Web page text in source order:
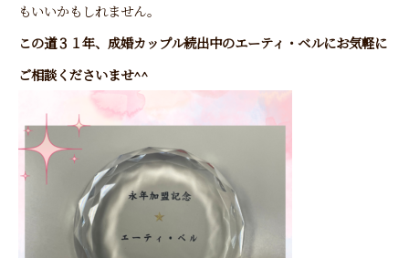
もいいかもしれません。
この道３１年、成婚カップル続出中のエーティ・ベルにお気軽に
ご相談くださいませ^^